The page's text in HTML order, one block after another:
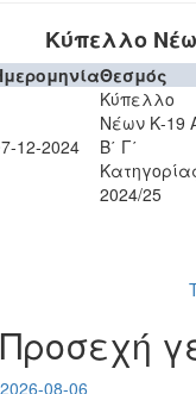
Κύπελλο
Θεσμός
12-2024
Κύπελλο
Νέων Κ-19
Β΄ Γ΄
2024/25
Προσεχή
2026-08-06